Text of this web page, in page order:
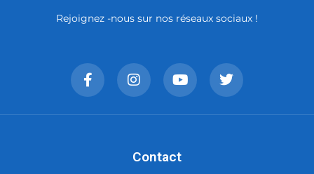
Rejoignez -nous sur nos réseaux sociaux !
Contact